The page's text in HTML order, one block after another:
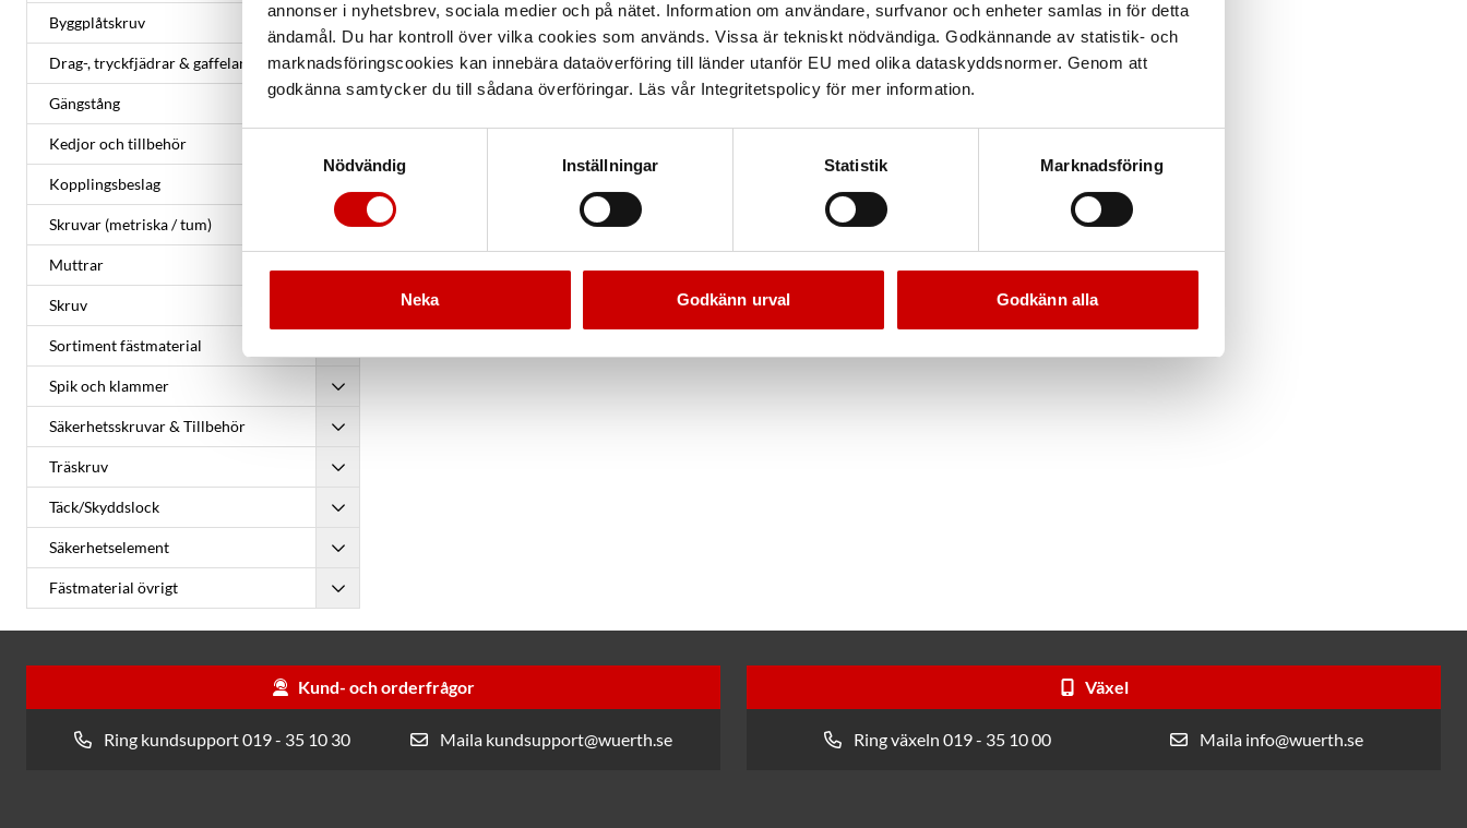
annonser i nyhetsbrev, sociala medier och på nätet. Information om användare, surfvanor och enheter samlas in för detta
ändamål. Du har kontroll över vilka cookies som används. Vissa är tekniskt nödvändiga. Godkännande av statistik- och
marknadsföringscookies kan innebära dataöverföring till länder utanför EU med olika dataskyddsnormer. Genom att
godkänna samtycker du till sådana överföringar. Läs vår Integritetspolicy för mer information.
Nödvändig
Inställningar Statistik Marknadsföring
Neka Godkänn urval Godkänn alla
Byggplåtskruv
Drag-, tryckfjädrar & gaffelankare
Gängstång
Kedjor och tillbehör
Kopplingsbeslag
Skruvar (metriska / tum)
Muttrar
Skruv
Sortiment fästmaterial
Spik och klammer
Säkerhetsskruvar & Tillbehör
Träskruv
Täck/Skyddslock
Säkerhetselement
Fästmaterial övrigt
Kund- och orderfrågor
Ring kundsupport 019 - 35 10 30 Maila kundsupport@wuerth.se
Växel
Ring växeln 019 - 35 10 00 Maila info@wuerth.se